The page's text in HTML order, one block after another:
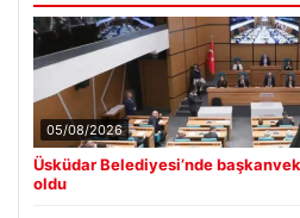
05/08/2026
Üsküdar Belediyesi’nde
oldu